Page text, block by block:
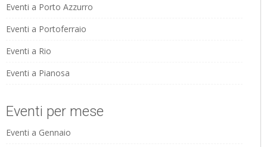
Eventi a Porto Azzurro
Eventi a Portoferraio
Eventi a Rio
Eventi a Pianosa
Eventi per mese
Eventi a Gennaio